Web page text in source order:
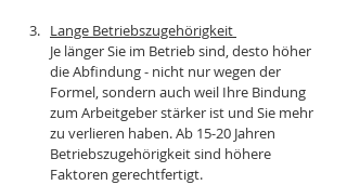
Lange Betriebszugehörigkeit
Je länger Sie im Betrieb sind, desto höher
die Abfindung - nicht nur wegen der
Formel, sondern auch weil Ihre Bindung
zum Arbeitgeber stärker ist und Sie mehr
zu verlieren haben. Ab 15-20 Jahren
Betriebszugehörigkeit sind höhere
Faktoren gerechtfertigt.